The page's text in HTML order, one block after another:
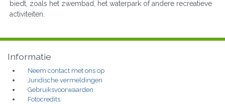
biedt, zoals het zwembad, het waterpark of andere recreatieve
activiteiten.
Informatie
Neem contact met ons op
Juridische vermeldingen
Gebruiksvoorwaarden
Fotocredits